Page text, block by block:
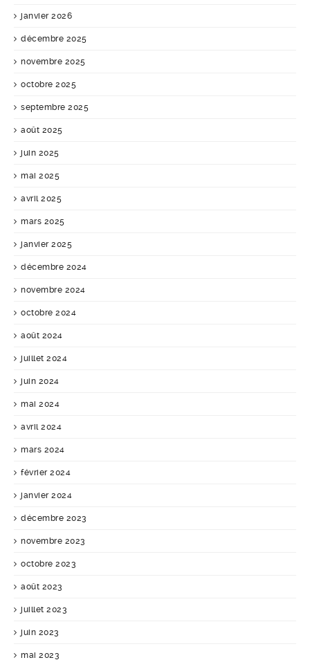
janvier 2026
décembre 2025
novembre 2025
octobre 2025
septembre 2025
août 2025
juin 2025
mai 2025
avril 2025
mars 2025
janvier 2025
décembre 2024
novembre 2024
octobre 2024
août 2024
juillet 2024
juin 2024
mai 2024
avril 2024
mars 2024
février 2024
janvier 2024
décembre 2023
novembre 2023
octobre 2023
août 2023
juillet 2023
juin 2023
mai 2023